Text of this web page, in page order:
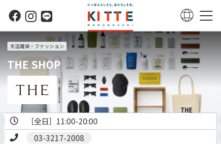
生活雑貨・ファッション
THE SHOP
［全日］11:00-20:00
03-3217-2008